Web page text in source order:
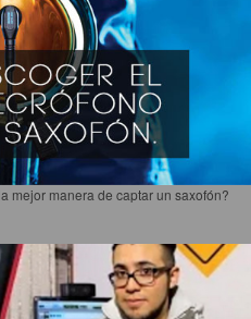
mejor manera de captar un saxofón?